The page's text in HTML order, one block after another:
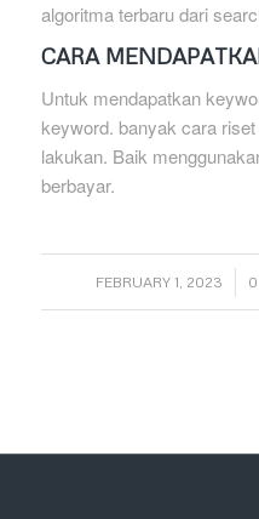
algoritma terbaru dari
CARA
Untuk mendapatkan
keyword. banyak cara
lakukan. Baik
berbayar.
FEBRUARY 1, 2023
/